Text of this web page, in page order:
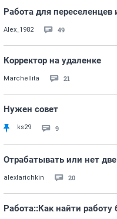
Работа для переселенцев
Alex_1982 49
Корректор на удаленке
Marchellita 21
Нужен совет
ks29 9
Отрабатывать или нет
alexlarichkin 20
Работа::Как найти работу